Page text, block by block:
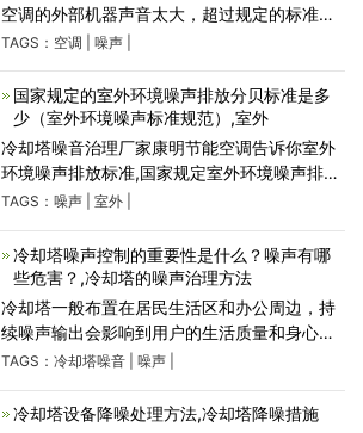
空调的外部机器声音太大，超过规定的标准，
影响居民的正常生活，那就是干扰居民。受影
音扰民可以要求报
TAGS： 空调 噪声|
国家规定的室外环境噪声排放分贝标准是多
少（室外环境噪声标准规范）,室外
冷却塔噪音治理厂家康明节能空调告诉你室外
环境噪声排放标准,国家规定室外环境噪声排放
标准住宅区的噪声,白天不能高于50分贝,夜间
产生危害,
TAGS： 噪声| 室外|
冷却塔噪声控制的重要性是什么？噪声有哪
些危害？,冷却塔的噪声治理方法
冷却塔一般布置在居民生活区和办公周边，持
续噪声输出会影响到用户的生活质量和身心健
康，这使得冷却塔的噪声治理受到了更多人的
的杂乱无章的声
TAGS： 冷却塔噪音| 噪声|
冷却塔设备降噪处理方法,冷却塔降噪措施